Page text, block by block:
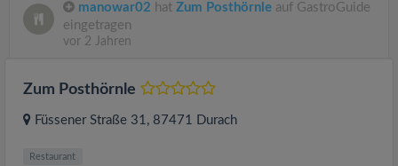
manowar02 hat Zum Posthörnle auf GastroGuide
eingetragen
vor 2 Jahren
Zum Posthörnle
Füssener Straße 31, 87471 Durach
Restaurant